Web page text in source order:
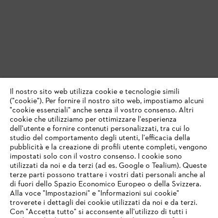
IHR BROWSER WIRD NICHT
UNTERSTÜTZT
Il nostro sito web utilizza cookie e tecnologie simili
("cookie"). Per fornire il nostro sito web, impostiamo alcuni
"cookie essenziali" anche senza il vostro consenso. Altri
cookie che utilizziamo per ottimizzare l'esperienza
dell'utente e fornire contenuti personalizzati, tra cui lo
studio del comportamento degli utenti, l'efficacia della
pubblicità e la creazione di profili utente completi, vengono
impostati solo con il vostro consenso. I cookie sono
utilizzati da noi e da terzi (ad es. Google o Tealium). Queste
terze parti possono trattare i vostri dati personali anche al
di fuori dello Spazio Economico Europeo o della Svizzera.
Alla voce "Impostazioni" e "Informazioni sui cookie"
troverete i dettagli dei cookie utilizzati da noi e da terzi.
Con "Accetta tutto" si acconsente all'utilizzo di tutti i